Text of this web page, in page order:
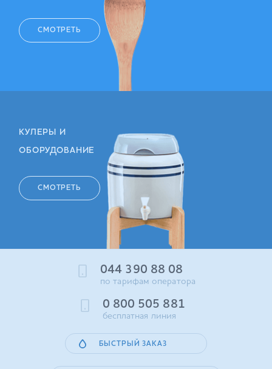
СМОТРЕТЬ
КУЛЕРЫ И
ОБОРУДОВАНИЕ
СМОТРЕТЬ
044 390 88 08
по тарифам оператора
0 800 505 881
бесплатная линия
БЫСТРЫЙ ЗАКАЗ